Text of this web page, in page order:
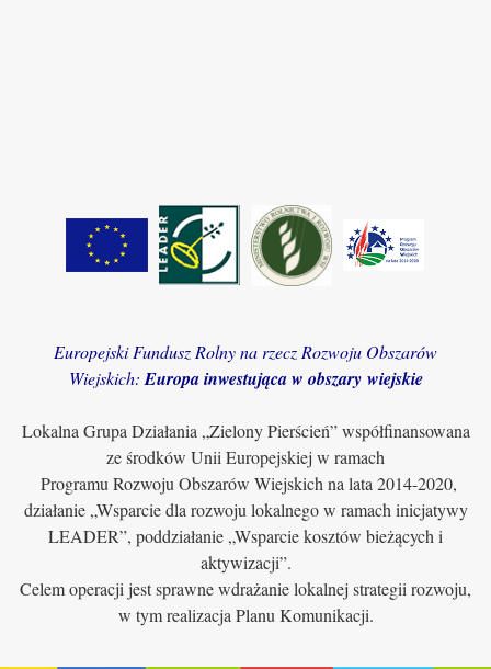
Europejski Fundusz Rolny na rzecz Rozwoju Obszarów
Wiejskich: Europa inwestująca w obszary wiejskie
Lokalna Grupa Działania „Zielony Pierścień” współfinansowana
ze środków Unii Europejskiej w ramach
Programu Rozwoju Obszarów Wiejskich na lata 2014-2020,
działanie „Wsparcie dla rozwoju lokalnego w ramach inicjatywy
LEADER”, poddziałanie „Wsparcie kosztów bieżących i
aktywizacji”.
Celem operacji jest sprawne wdrażanie lokalnej strategii rozwoju,
w tym realizacja Planu Komunikacji.